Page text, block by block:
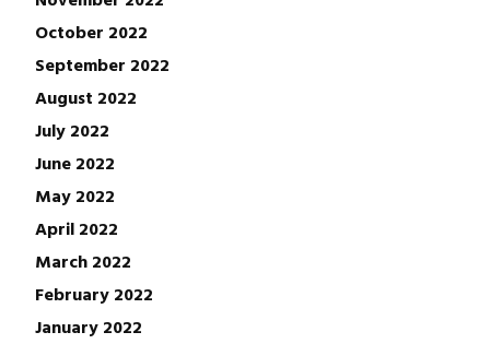
October 2022
September 2022
August 2022
July 2022
June 2022
May 2022
April 2022
March 2022
February 2022
January 2022